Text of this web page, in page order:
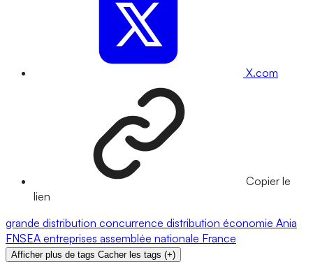
X.com
Copier le
lien
grande distribution concurrence distribution économie Ania
FNSEA entreprises assemblée nationale France
Afficher plus de tags Cacher les tags (+)